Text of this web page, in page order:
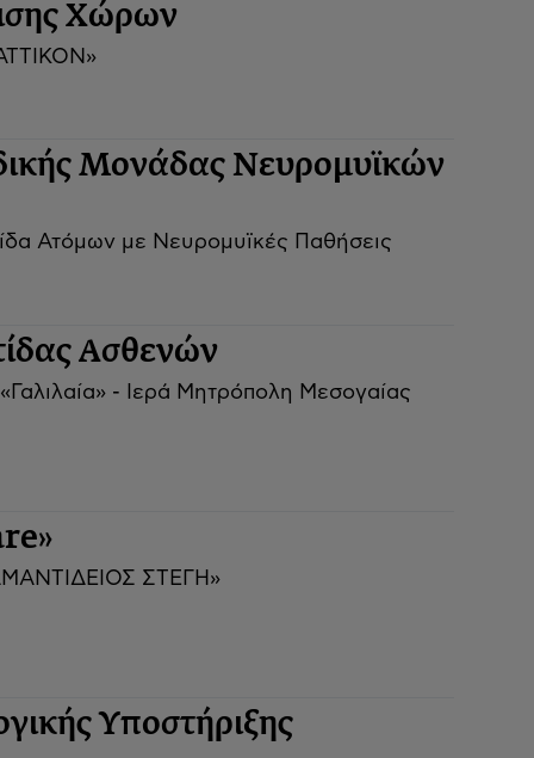
Χώρων
Μονάδας Νευρομυϊκών
Ατόμων με Νευρομυϊκές Παθήσεις
Ασθενών
- Ιερά Μητρόπολη Μεσογαίας
ΣΤΕΓΗ»
Υποστήριξης